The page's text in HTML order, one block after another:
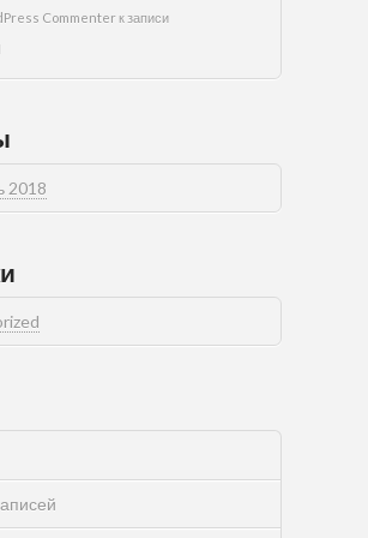
Commenterк записи
2018